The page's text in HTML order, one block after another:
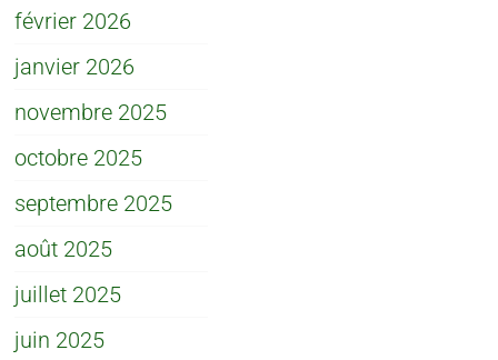
février 2026
janvier 2026
novembre 2025
octobre 2025
septembre 2025
août 2025
juillet 2025
juin 2025